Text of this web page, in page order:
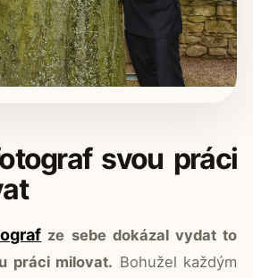
svou práci
ze sebe dokázal vydat to
práci milovat. Bohužel každým